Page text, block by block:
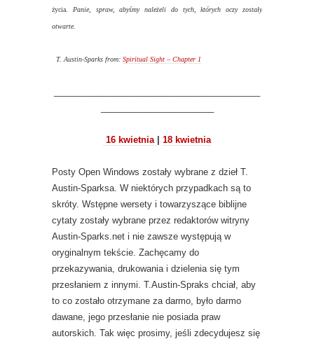
życia. Panie, spraw, abyśmy należeli do tych, których oczy zostały
otwarte.
T. Austin-Sparks from: Spiritual Sight – Chapter 1
16 kwietnia | 18 kwietnia
Posty Open Windows zostały wybrane z dzieł T.
Austin-Sparksa. W niektórych przypadkach są to
skróty. Wstępne wersety i towarzyszące biblijne
cytaty zostały wybrane przez redaktorów witryny
Austin-Sparks.net i nie zawsze występują w
oryginalnym tekście. Zachęcamy do
przekazywania, drukowania i dzielenia się tym
przesłaniem z innymi. T.Austin-Spraks chciał, aby
to co zostało otrzymane za darmo, było darmo
dawane, jego przesłanie nie posiada praw
autorskich. Tak więc prosimy, jeśli zdecydujesz się